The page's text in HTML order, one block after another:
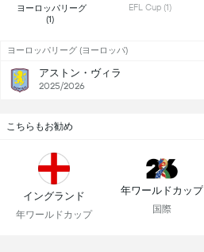
ヨーロッパリーグ
EFL Cup (1)
ヨーロッパリーグ (ヨーロッパ)
アストン・ヴィラ
2025/2026
こちらもお勧め
イングランド
年ワールドカップ
年ワールドカップ
国際